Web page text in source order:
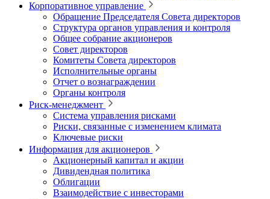
Корпоративное управление
Обращение Председателя Совета директоров
Структура органов управления и контроля
Общее собрание акционеров
Совет директоров
Комитеты Совета директоров
Исполнительные органы
Отчет о вознаграждении
Органы контроля
Риск-менеджмент
Система управления рисками
Риски, связанные с изменением климата
Ключевые риски
Информация для акционеров
Акционерный капитал и акции
Дивидендная политика
Облигации
Взаимодействие с инвесторами